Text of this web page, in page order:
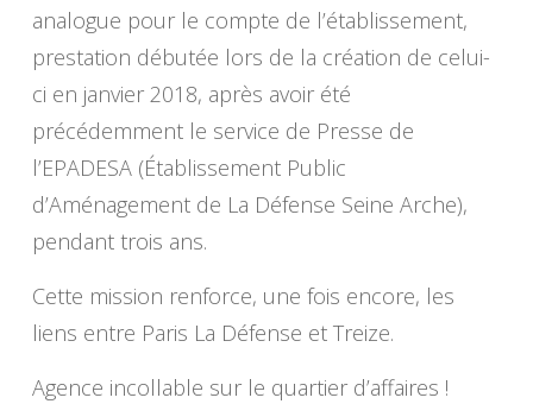
analogue pour le compte de l’établissement,
prestation débutée lors de la création de celui-
ci en janvier 2018, après avoir été
précédemment le service de Presse de
l’EPADESA (Établissement Public
d’Aménagement de La Défense Seine Arche),
pendant trois ans.
Cette mission renforce, une fois encore, les
liens entre Paris La Défense et Treize.
Agence incollable sur le quartier d’affaires !